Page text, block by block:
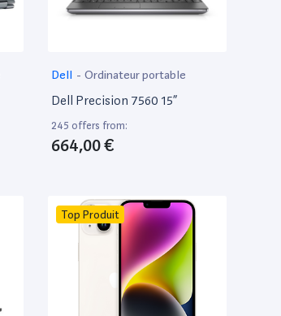
Dell - Ordinateur portable
Dell Precision 7560 15”
245 offers from:
664,00 €
Top Produit